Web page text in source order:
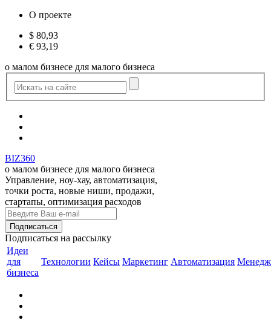
О проекте
$ 80,93
€ 93,19
о малом бизнесе для малого бизнеса
BIZ360
о малом бизнесе для малого бизнеса
Управление, ноу-хау, автоматизация,
точки роста, новые ниши, продажи,
стартапы, оптимизация расходов
Подписаться на рассылку
Идеи
для
бизнеса
Технологии Кейсы Маркетинг Автоматизация